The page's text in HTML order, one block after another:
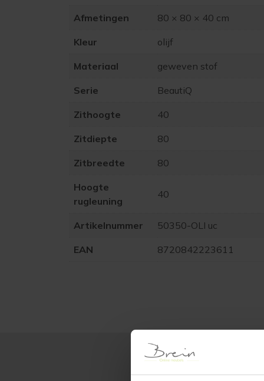
Afmetingen 80 × 80 × 40 cm
Kleur olijf
Materiaal geweven stof
Serie BeautiQ
Zithoogte 40
Zitdiepte 80
Zitbreedte 80
Hoogte
rugleuning
40
Artikelnummer 50350-OLI uc
EAN 8720842223611